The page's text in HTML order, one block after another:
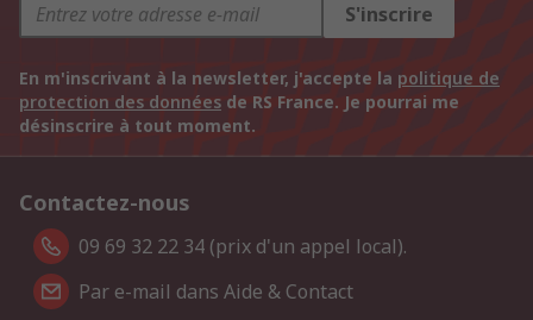
S'inscrire
En m'inscrivant à la newsletter, j'accepte la politique de
protection des données de RS France. Je pourrai me
désinscrire à tout moment.
Contactez-nous
09 69 32 22 34 (prix d'un appel local).
Par e-mail dans Aide & Contact